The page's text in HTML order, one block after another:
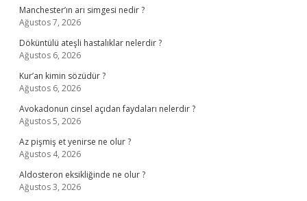
Manchester’ın arı simgesi nedir ?
Ağustos 7, 2026
Döküntülü ateşli hastalıklar nelerdir ?
Ağustos 6, 2026
Kur’an kimin sözüdür ?
Ağustos 6, 2026
Avokadonun cinsel açıdan faydaları nelerdir ?
Ağustos 5, 2026
Az pişmiş et yenirse ne olur ?
Ağustos 4, 2026
Aldosteron eksikliğinde ne olur ?
Ağustos 3, 2026